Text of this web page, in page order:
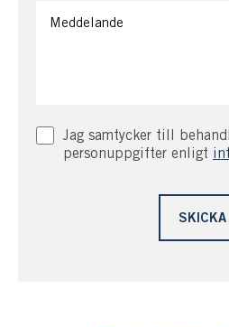
Jag samtycker till
personuppgifter enligt